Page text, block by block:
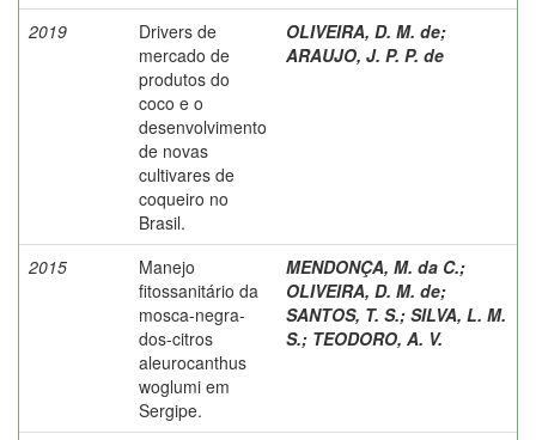
2019
Drivers de
mercado de
produtos do
coco e o
desenvolvimento
de novas
cultivares de
coqueiro no
Brasil.
OLIVEIRA, D. M. de;
ARAUJO, J. P. P. de
2015
Manejo
fitossanitário da
mosca-negra-
dos-citros
aleurocanthus
woglumi em
Sergipe.
MENDONÇA, M. da C.;
OLIVEIRA, D. M. de;
SANTOS, T. S.; SILVA, L. M.
S.; TEODORO, A. V.